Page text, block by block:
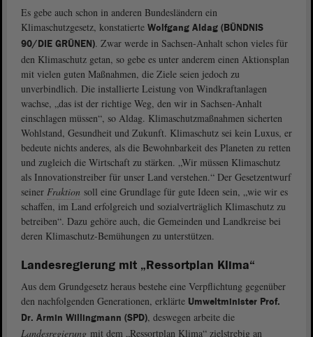
Es gebe auch schon in anderen Bundesländern ein
Klimaschutzgesetz, konstatierte Wolfgang Aldag (BÜNDNIS
90/DIE GRÜNEN). Zwar werde in Sachsen-Anhalt schon vieles für
den Klimaschutz getan, so gebe es unter anderem einen Aktionsplan
mit vielen guten Maßnahmen, die Ziele seien jedoch zu
unverbindlich. Die installierte Leistung von Windkraftanlagen
wachse, „das ist der richtige Weg, den wir in Sachsen-Anhalt
einschlagen müssen“, so Aldag. Klimaschutzmaßnahmen sicherten
Wohlstand, Gesundheit und Zukunft. Klimaschutz sei kein Luxus, er
bedeute nichts anderes, als die Bewohnbarkeit des Planeten zu retten
und zugleich die Wirtschaft zu stärken. „Wir müssen Klimaschutz
als Innovationstreiber für unser Land verstehen.“ Der Gesetzentwurf
seiner Fraktion soll eine Grundlage für gute Ideen sein, „wie wir es
schaffen, im Land erfolgreich und sozialverträglich Klimaschutz zu
betreiben“. Dazu gehöre auch, die Gemeinden und Landkreise bei
deren Klimaschutz-Bemühungen zu unterstützen.
Landesregierung mit „Ressortplan Klima“
Aus dem Grundgesetz heraus bestehe eine Verpflichtung gegenüber
den nachfolgenden Generationen, erklärte Umweltminister Prof.
Dr. Armin Willingmann (SPD), deswegen arbeite die
Landesregierung mit dem „Ressortplan Klima“ zielstrebig an